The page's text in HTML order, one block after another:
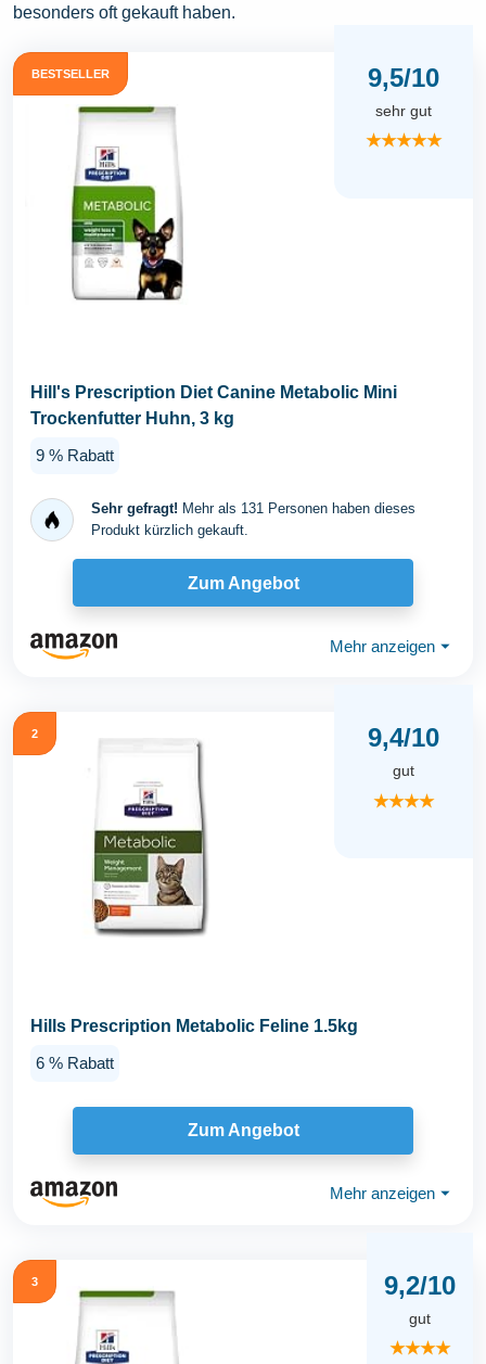
besonders oft gekauft haben.
BESTSELLER 9,5/10
sehr gut
★★★★★
Hill's Prescription Diet Canine Metabolic Mini
Trockenfutter Huhn, 3 kg
9 % Rabatt
Sehr gefragt! Mehr als 131 Personen haben dieses
Produkt kürzlich gekauft.
Zum Angebot
Mehr anzeigen ⏷
2 9,4/10
gut
★★★★
Hills Prescription Metabolic Feline 1.5kg
6 % Rabatt
Zum Angebot
Mehr anzeigen ⏷
3 9,2/10
gut
★★★★